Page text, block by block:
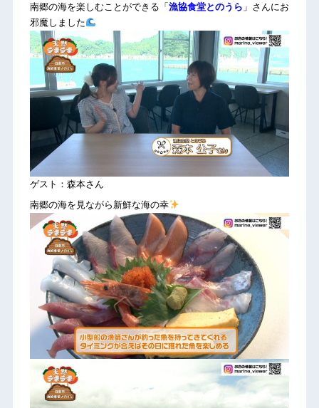
南郷の海を楽しむことができる「 漁協食堂とのうら 」さんにお
邪魔しました
ゲスト：森本さん
南郷の海を見ながら新鮮な海の幸